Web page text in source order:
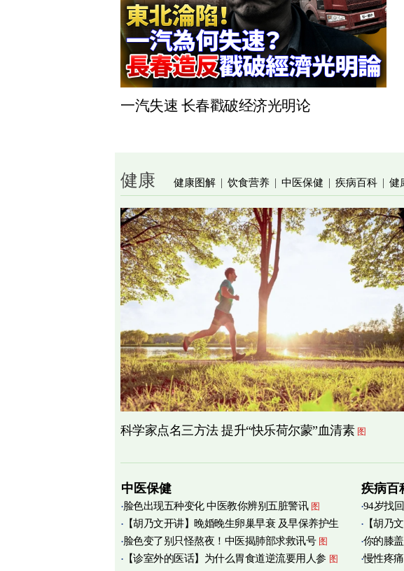
一汽失速 长春戳破经济光明论
健康 健康图解 | 饮食营养 | 中医保健 | 疾病百科 | 健
科学家点名三方法 提升“快乐荷尔蒙”血清素 图
中医保健
脸色出现五种变化 中医教你辨别五脏警讯 图
【胡乃文开讲】晚婚晚生卵巢早衰 及早保养护生
育
脸色变了别只怪熬夜！中医揭肺部求救讯号 图
【诊室外的医话】为什么胃食道逆流要用人参 图
疾病百
94岁找
【胡乃
自救
你的膝
图
慢性疼